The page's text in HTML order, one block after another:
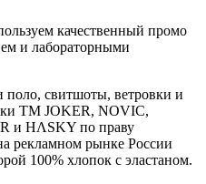
качественный промо
и лабораторными
свитшоты, ветровки и
TM JOKER, NOVIC,
и HΛSKY по праву
рекламном рынке России
100% хлопок с эластаном.